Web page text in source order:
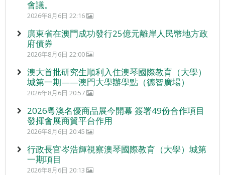
會議。
2026年8月6日 22:16
廣東省在澳門成功發行25億元離岸人民幣地方政
府債券
2026年8月6日 22:00
澳大首批研究生順利入住澳琴國際教育（大學）
城第一期——澳門大學辦學點（德智廣場）
2026年8月6日 20:57
2026粵澳名優商品展今開幕 簽署49份合作項目
發揮會展商貿平台作用
2026年8月6日 20:45
行政長官岑浩輝視察澳琴國際教育（大學）城第
一期項目
2026年8月6日 20:13